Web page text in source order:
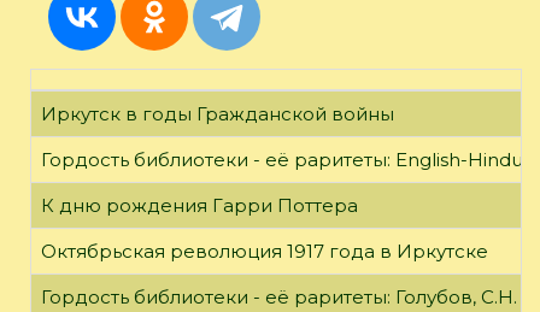
Иркутск в годы Гражданской войны
Гордость библиотеки - её раритеты: English-
К дню рождения Гарри Поттера
Октябрьская революция 1917 года в Иркутске
Гордость библиотеки - её раритеты: Голубов, С.Н.